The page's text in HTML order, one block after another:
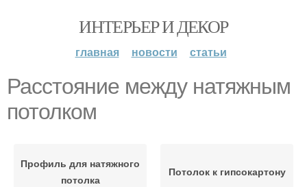
ИНТЕРЬЕР И ДЕКОР
главная новости статьи
Расстояние между натяжным
потолком
Профиль для натяжного
потолка
Потолок к гипсокартону